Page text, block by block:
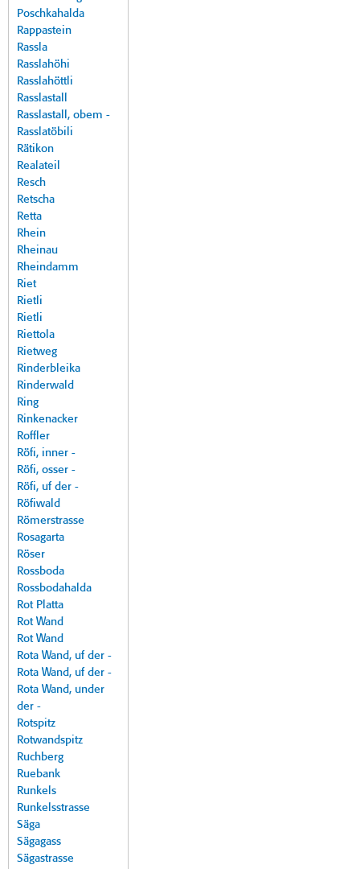
Poschkahalda
Rappastein
Rassla
Rasslahöhi
Rasslahöttli
Rasslastall
Rasslastall, obem -
Rasslatöbili
Rätikon
Realateil
Resch
Retscha
Retta
Rhein
Rheinau
Rheindamm
Riet
Rietli
Rietli
Riettola
Rietweg
Rinderbleika
Rinderwald
Ring
Rinkenacker
Roffler
Röfi, inner -
Röfi, osser -
Röfi, uf der -
Röfiwald
Römerstrasse
Rosagarta
Röser
Rossboda
Rossbodahalda
Rot Platta
Rot Wand
Rot Wand
Rota Wand, uf der -
Rota Wand, uf der -
Rota Wand, under
der -
Rotspitz
Rotwandspitz
Ruchberg
Ruebank
Runkels
Runkelsstrasse
Säga
Sägagass
Sägastrasse